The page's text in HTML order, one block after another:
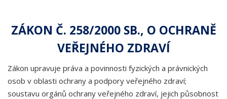
ZÁKON Č. 258/2000 SB., O OCHRANĚ
VEŘEJNÉHO ZDRAVÍ
Zákon upravuje práva a povinnosti fyzických a právnických
osob v oblasti ochrany a podpory veřejného zdraví;
soustavu orgánů ochrany veřejného zdraví, jejich působnost